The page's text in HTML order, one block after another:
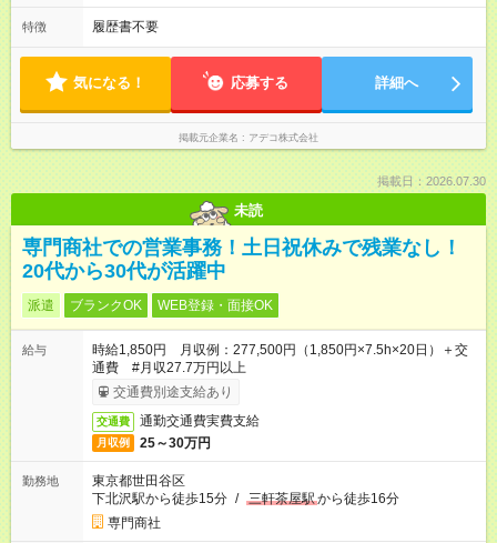
特徴 履歴書不要
気になる！ 応募する 詳細へ
掲載元企業名 アデコ株式会社
掲載日：2026.07.30
未読
専門商社での営業事務！土日祝休みで残業なし！
20代から30代が活躍中
派遣 ブランクOK WEB登録・面接OK
給与
時給1,850円 月収例：277,500円（1,850円×7.5h×20日）＋交
通費 #月収27.7万円以上
交通費別途支給あり
交通費 通勤交通費実費支給
月収例 25～30万円
勤務地
東京都世田谷区
下北沢駅から徒歩15分 / 三軒茶屋駅から徒歩16分
専門商社